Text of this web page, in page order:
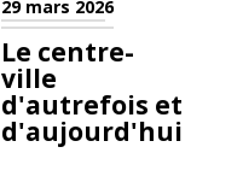
29 mars 2026
Le centre-
ville
d'autrefois et
d'aujourd'hui